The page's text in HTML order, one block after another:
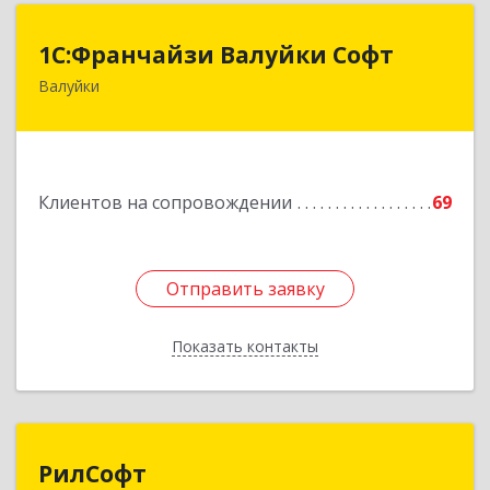
1С:Франчайзи Валуйки Софт
Валуйки
Клиентов на сопровождении 69
Отправить заявку
Показать контакты
1С:Франчайзи Валуйки Софт
309996, Белгородская обл, Валуйки г, Горького,
Отправить заявку
Назад
РилСофт